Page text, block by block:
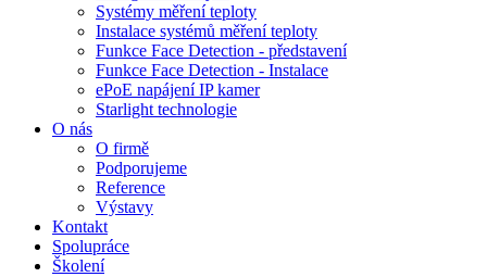
Systémy měření teploty
Instalace systémů měření teploty
Funkce Face Detection - představení
Funkce Face Detection - Instalace
ePoE napájení IP kamer
Starlight technologie
O nás
O firmě
Podporujeme
Reference
Výstavy
Kontakt
Spolupráce
Školení